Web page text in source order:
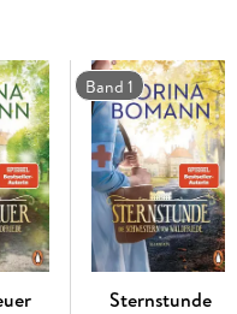
den Mechaniker Peter
Mal Hoffnung auf eine
waghalsigen Plan
kann. Und er ist nicht
fürchten muss . . .
von der Chronik einer
Corina Bomann die
mitreißenden
Band 1
Sternstunde